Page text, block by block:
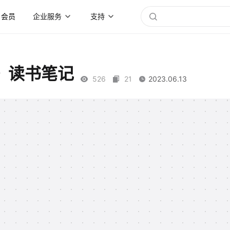
会员 企业服务 支持
读书笔记 526 21 2023.06.13